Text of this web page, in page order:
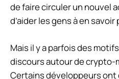
de faire circuler un nouvel
d’aider les gens à en savoir
Mais il y a parfois des
discours autour de crypto-
Certains développeurs ont